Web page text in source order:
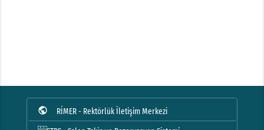
public
RİMER - Rektörlük İletişim Merkezi